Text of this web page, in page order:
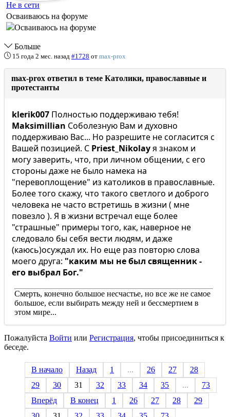
Не в сети
Осваиваюсь на форуме
Больше
15 года 2 мес. назад #1728 от max-prox
max-prox ответил в теме Католики, православные и
протестанты
klerik007 Полностью поддерживаю тебя!
Maksimillian Соболезную Вам и духовно
поддерживаю Вас... Но разрешите не согласится с
Вашей позицией. С Priest_Nikolayя знаком и
могу заверить, что, при личном общении, с его
стороны даже не было намека на
"перевоплощение" из католиков в православные.
Более того скажу, что такого светлого и доброго
человека не часто встретишь в жизни ( мне
повезло ). Я в жизни встречал еще более
"страшные" примеры того, как, наверное не
следовало бы себя вести людям, и даже
(каюсь)осуждал их. Но еще раз повторю слова
моего друга: "каким мы не был священник -
его выбрал Бог."
Смерть, конечно большое несчастье, но все же не самое
большое, если выбирать между ней и бессмертием в
этом мире...
Пожалуйста Войти или Регистрация, чтобы присоединиться к
беседе.
В начало Назад 1 ... 26 27
28
29
30 31 32 33 34 35 ...
73
Вперёд
В конец 1 26 27 28
29